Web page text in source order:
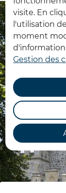
visite. En
l'utilisation
moment
Gestion des